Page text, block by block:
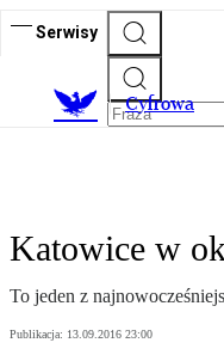
Serwisy
Cyfrowa
Katowice w
To jeden z
Publikacja: 13.09.2016 23:00